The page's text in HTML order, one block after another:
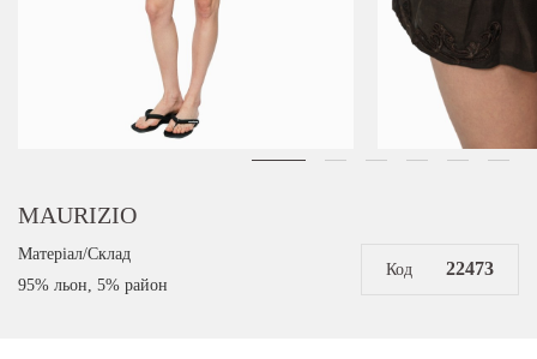
MAURIZIO
Матеріал/Склад
95% льон, 5% район
Код 22473